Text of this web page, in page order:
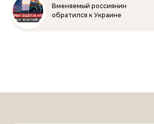
Вменяемый россиянин
обратился к Украине